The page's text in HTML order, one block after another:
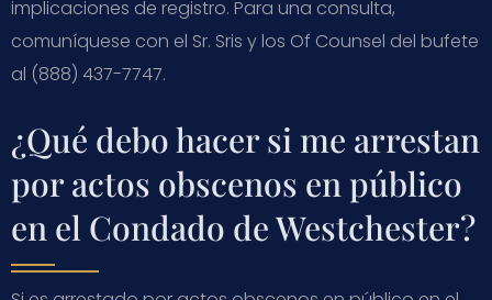
implicaciones de registro. Para una consulta,
comuníquese con el Sr. Sris y los Of Counsel del bufete
al (888) 437-7747.
¿Qué debo hacer si me arrestan
por actos obscenos en público
en el Condado de Westchester?